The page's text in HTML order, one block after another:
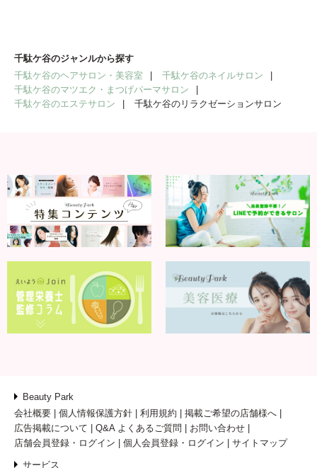
千駄ケ谷のジャンルから探す
千駄ケ谷のヘアサロン・美容室
千駄ケ谷のネイルサロン
千駄ケ谷のマツエク・まつげパーマサロン
千駄ケ谷のエステサロン
千駄ケ谷のリラクゼーションサロン
Beauty Park
会社概要
個人情報保護方針 利用規約
掲載ご希望の店舗様へ
広告掲載について
Q&A よくあるご質問
お問い合わせ
店舗会員登録・ログイン
個人会員登録・ログイン サイトマップ
サービス